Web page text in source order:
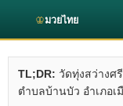
มวยไทย
TL;DR: วัดทุ่งสว่างศ
ตำบลบ้านบัว อำเภอเ